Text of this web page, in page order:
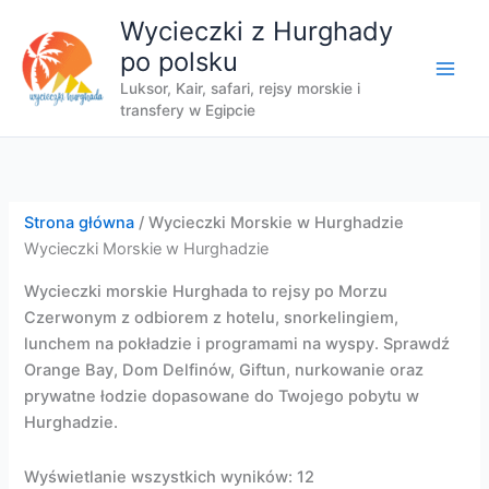
treści
Wycieczki z Hurghady
po polsku
Luksor, Kair, safari, rejsy morskie i
transfery w Egipcie
Strona główna / Wycieczki Morskie w Hurghadzie
Wycieczki Morskie w Hurghadzie
Wycieczki morskie Hurghada to rejsy po Morzu
Czerwonym z odbiorem z hotelu, snorkelingiem,
lunchem na pokładzie i programami na wyspy. Sprawdź
Orange Bay, Dom Delfinów, Giftun, nurkowanie oraz
prywatne łodzie dopasowane do Twojego pobytu w
Hurghadzie.
Wyświetlanie wszystkich wyników: 12